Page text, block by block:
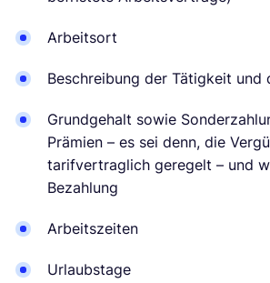
Arbeitsort
Beschreibung der Tätigkeit und
Grundgehalt sowie
Prämien – es sei denn, die
tarifvertraglich geregelt – und
Bezahlung
Arbeitszeiten
Urlaubstage